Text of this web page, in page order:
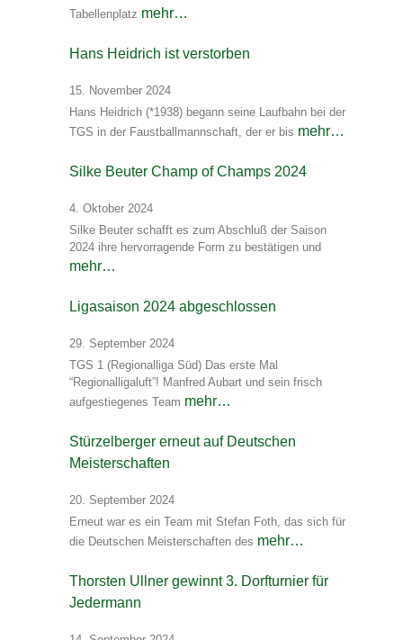
Tabellenplatz mehr…
Hans Heidrich ist verstorben
15. November 2024
Hans Heidrich (*1938) begann seine Laufbahn bei der
TGS in der Faustballmannschaft, der er bis mehr…
Silke Beuter Champ of Champs 2024
4. Oktober 2024
Silke Beuter schafft es zum Abschluß der Saison
2024 ihre hervorragende Form zu bestätigen und
mehr…
Ligasaison 2024 abgeschlossen
29. September 2024
TGS 1 (Regionalliga Süd) Das erste Mal
“Regionalligaluft”! Manfred Aubart und sein frisch
aufgestiegenes Team mehr…
Stürzelberger erneut auf Deutschen
Meisterschaften
20. September 2024
Erneut war es ein Team mit Stefan Foth, das sich für
die Deutschen Meisterschaften des mehr…
Thorsten Ullner gewinnt 3. Dorfturnier für
Jedermann